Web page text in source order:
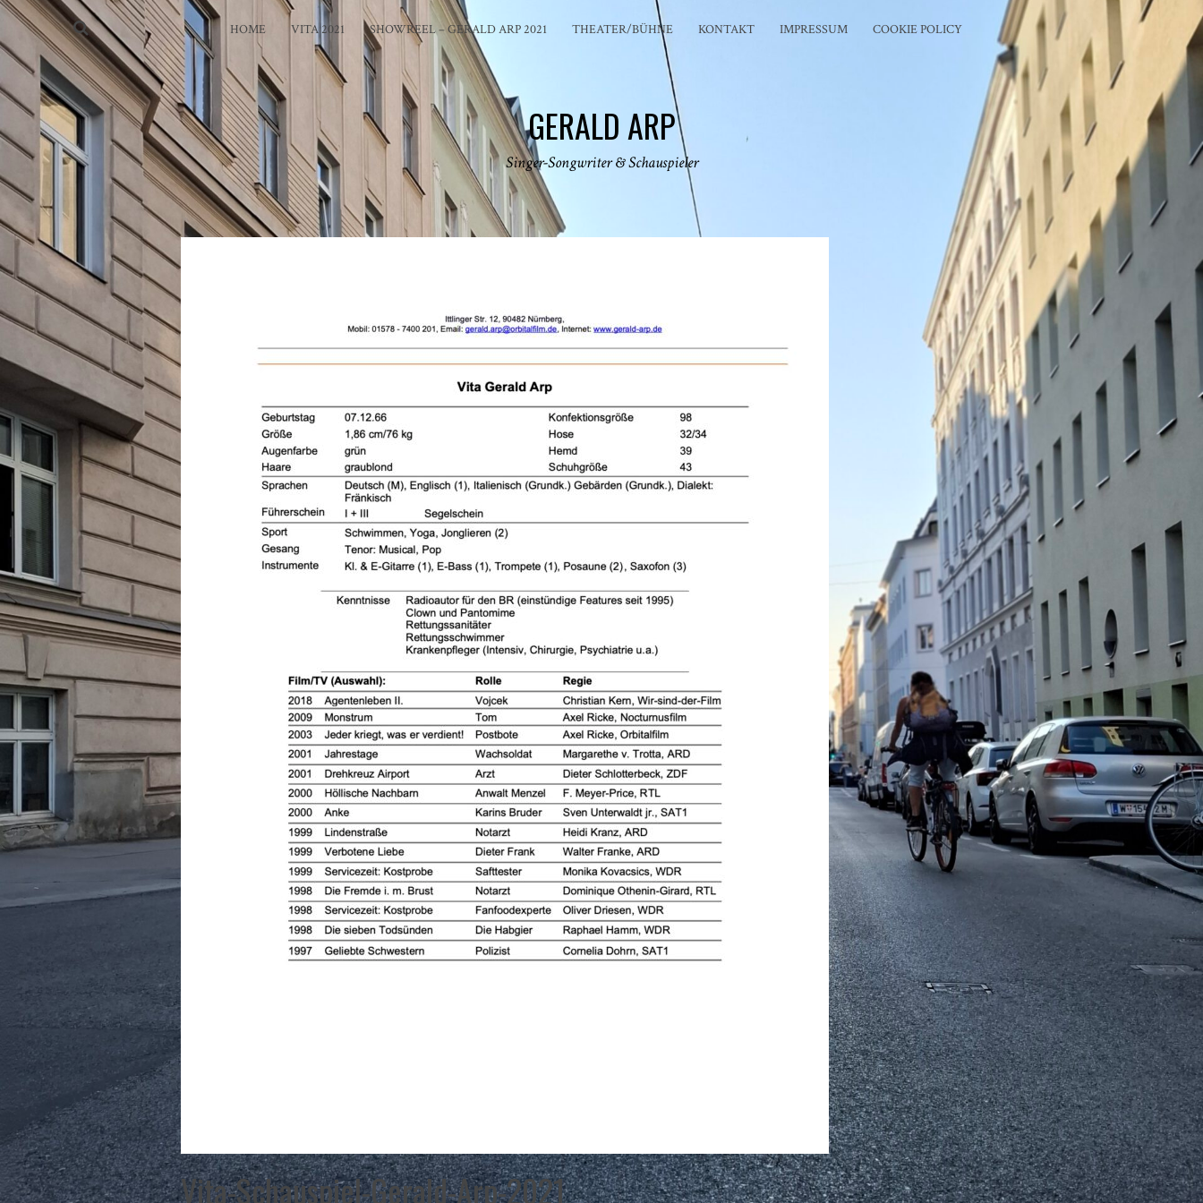
HOME VITA 2021 SHOWREEL – GERALD ARP 2021 THEATER/BÜHNE KONTAKT IMPRESSUM COOKIE POLICY
GERALD ARP
Singer-Songwriter & Schauspieler
Vita-Schauspiel-Gerald-Arp-2021